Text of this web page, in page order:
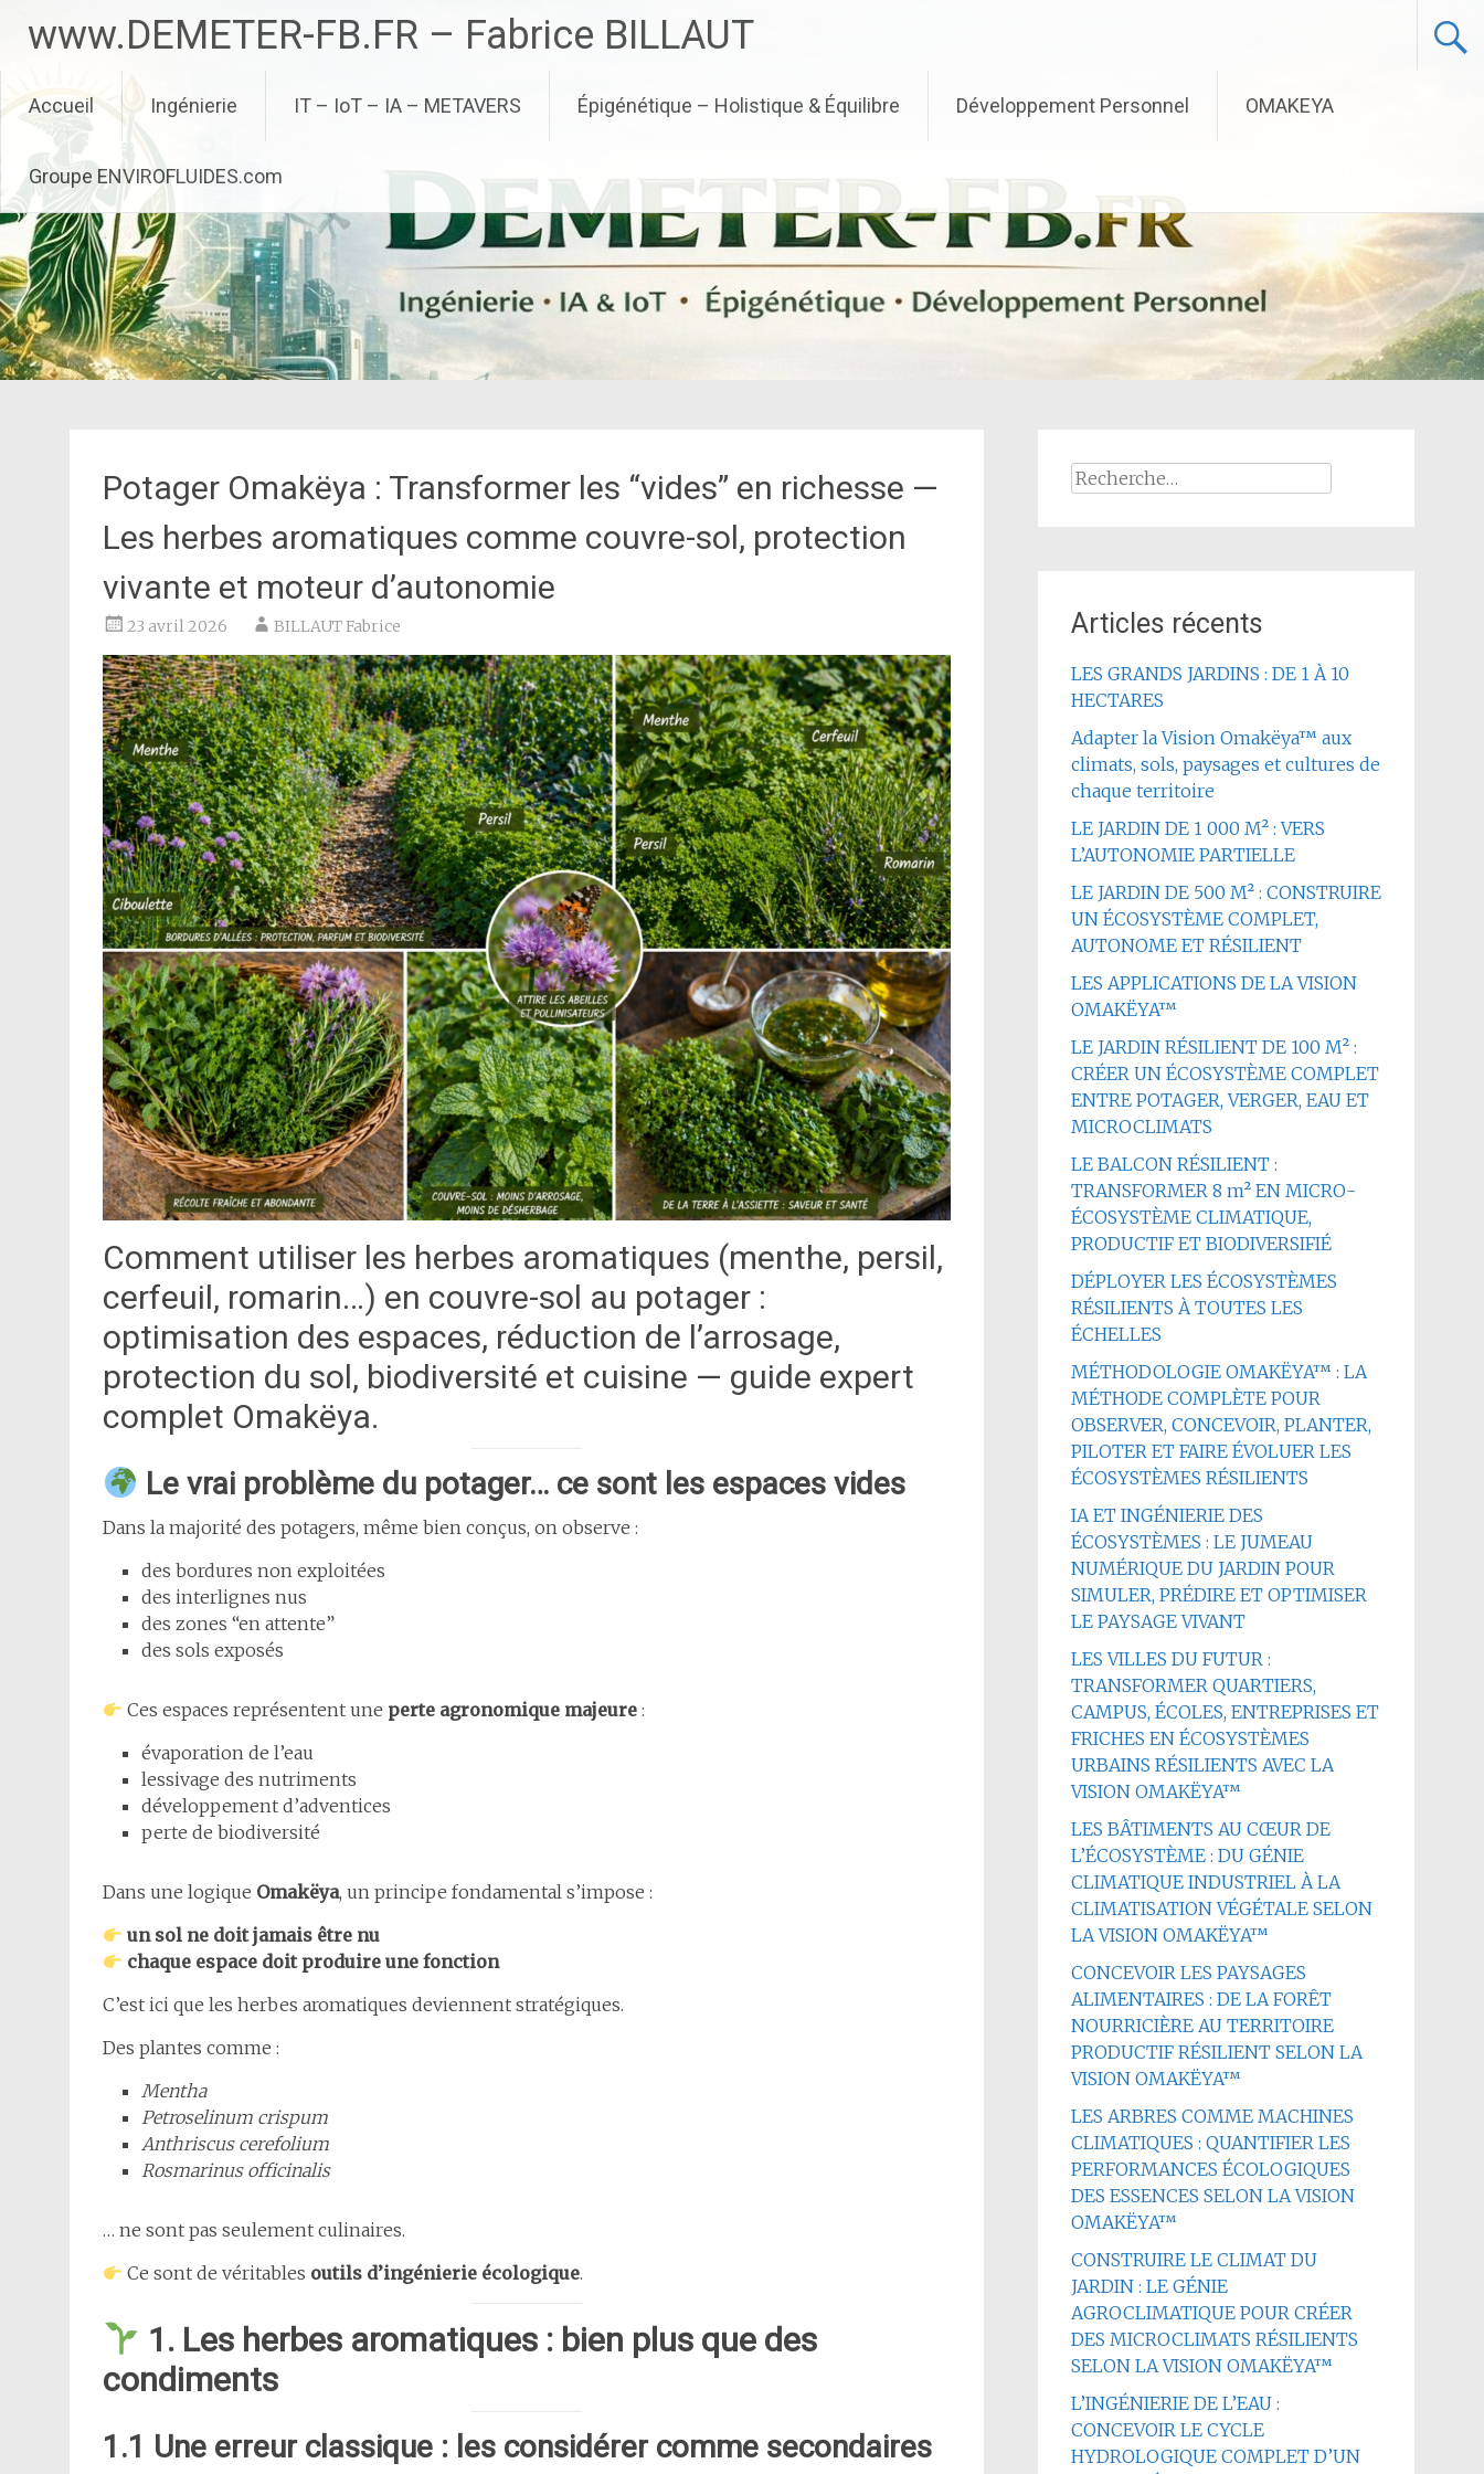
contenu
www.DEMETER-FB.FR – Fabrice BILLAUT
Accueil Ingénierie IT – IoT – IA – METAVERS Épigénétique – Holistique & Équilibre Développement Personnel OMAKEYA
Groupe ENVIROFLUIDES.com
Potager Omakëya : Transformer les “vides” en richesse —
Les herbes aromatiques comme couvre-sol, protection
vivante et moteur d’autonomie
23 avril 2026 BILLAUT Fabrice
Comment utiliser les herbes aromatiques (menthe, persil,
cerfeuil, romarin…) en couvre-sol au potager :
optimisation des espaces, réduction de l’arrosage,
protection du sol, biodiversité et cuisine — guide expert
complet Omakëya.
Le vrai problème du potager… ce sont les espaces vides
Dans la majorité des potagers, même bien conçus, on observe :
des bordures non exploitées
des interlignes nus
des zones “en attente”
des sols exposés
Ces espaces représentent une perte agronomique majeure :
évaporation de l’eau
lessivage des nutriments
développement d’adventices
perte de biodiversité
Dans une logique Omakëya, un principe fondamental s’impose :
un sol ne doit jamais être nu
chaque espace doit produire une fonction
C’est ici que les herbes aromatiques deviennent stratégiques.
Des plantes comme :
Mentha
Petroselinum crispum
Anthriscus cerefolium
Rosmarinus officinalis
… ne sont pas seulement culinaires.
Ce sont de véritables outils d’ingénierie écologique.
1. Les herbes aromatiques : bien plus que des
condiments
1.1 Une erreur classique : les considérer comme secondaires
Rechercher :
Articles récents
LES GRANDS JARDINS : DE 1 À 10
HECTARES
Adapter la Vision Omakëya™ aux
climats, sols, paysages et cultures de
chaque territoire
LE JARDIN DE 1 000 M² : VERS
L’AUTONOMIE PARTIELLE
LE JARDIN DE 500 M² : CONSTRUIRE
UN ÉCOSYSTÈME COMPLET,
AUTONOME ET RÉSILIENT
LES APPLICATIONS DE LA VISION
OMAKËYA™
LE JARDIN RÉSILIENT DE 100 M² :
CRÉER UN ÉCOSYSTÈME COMPLET
ENTRE POTAGER, VERGER, EAU ET
MICROCLIMATS
LE BALCON RÉSILIENT :
TRANSFORMER 8 m² EN MICRO-
ÉCOSYSTÈME CLIMATIQUE,
PRODUCTIF ET BIODIVERSIFIÉ
DÉPLOYER LES ÉCOSYSTÈMES
RÉSILIENTS À TOUTES LES
ÉCHELLES
MÉTHODOLOGIE OMAKËYA™ : LA
MÉTHODE COMPLÈTE POUR
OBSERVER, CONCEVOIR, PLANTER,
PILOTER ET FAIRE ÉVOLUER LES
ÉCOSYSTÈMES RÉSILIENTS
IA ET INGÉNIERIE DES
ÉCOSYSTÈMES : LE JUMEAU
NUMÉRIQUE DU JARDIN POUR
SIMULER, PRÉDIRE ET OPTIMISER
LE PAYSAGE VIVANT
LES VILLES DU FUTUR :
TRANSFORMER QUARTIERS,
CAMPUS, ÉCOLES, ENTREPRISES ET
FRICHES EN ÉCOSYSTÈMES
URBAINS RÉSILIENTS AVEC LA
VISION OMAKËYA™
LES BÂTIMENTS AU CŒUR DE
L’ÉCOSYSTÈME : DU GÉNIE
CLIMATIQUE INDUSTRIEL À LA
CLIMATISATION VÉGÉTALE SELON
LA VISION OMAKËYA™
CONCEVOIR LES PAYSAGES
ALIMENTAIRES : DE LA FORÊT
NOURRICIÈRE AU TERRITOIRE
PRODUCTIF RÉSILIENT SELON LA
VISION OMAKËYA™
LES ARBRES COMME MACHINES
CLIMATIQUES : QUANTIFIER LES
PERFORMANCES ÉCOLOGIQUES
DES ESSENCES SELON LA VISION
OMAKËYA™
CONSTRUIRE LE CLIMAT DU
JARDIN : LE GÉNIE
AGROCLIMATIQUE POUR CRÉER
DES MICROCLIMATS RÉSILIENTS
SELON LA VISION OMAKËYA™
L’INGÉNIERIE DE L’EAU :
CONCEVOIR LE CYCLE
HYDROLOGIQUE COMPLET D’UN